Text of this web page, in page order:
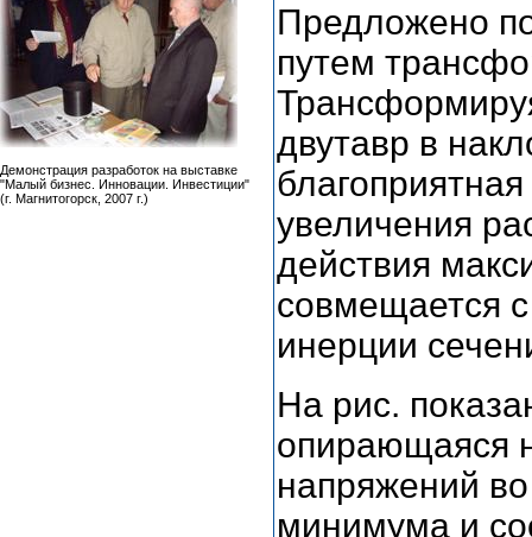
Предложено
путем
двутавр в
увеличения
действия
совмещается
инерции
На рис.
опирающаяся
напряжений
минимума и
Демонстрация разработок на выставке
"Малый бизнес. Инновации. Инвестиции"
(г. Магнитогорск, 2007 г.)